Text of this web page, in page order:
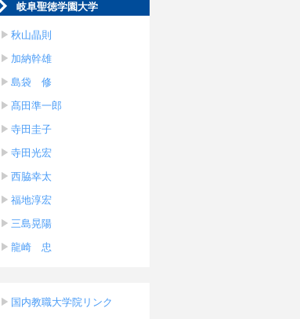
岐阜聖徳学園大学
秋山晶則
加納幹雄
島袋 修
髙田準一郎
寺田圭子
寺田光宏
西脇幸太
福地淳宏
三島晃陽
龍崎 忠
国内教職大学院リンク